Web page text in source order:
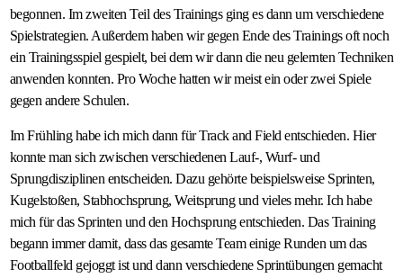
begonnen. Im zweiten Teil des Trainings ging es dann um verschiedene
Spielstrategien. Außerdem haben wir gegen Ende des Trainings oft noch
ein Trainingsspiel gespielt, bei dem wir dann die neu gelernten Techniken
anwenden konnten. Pro Woche hatten wir meist ein oder zwei Spiele
gegen andere Schulen.
Im Frühling habe ich mich dann für Track and Field entschieden. Hier
konnte man sich zwischen verschiedenen Lauf-, Wurf- und
Sprungdisziplinen entscheiden. Dazu gehörte beispielsweise Sprinten,
Kugelstoßen, Stabhochsprung, Weitsprung und vieles mehr. Ich habe
mich für das Sprinten und den Hochsprung entschieden. Das Training
begann immer damit, dass das gesamte Team einige Runden um das
Footballfeld gejoggt ist und dann verschiedene Sprintübungen gemacht